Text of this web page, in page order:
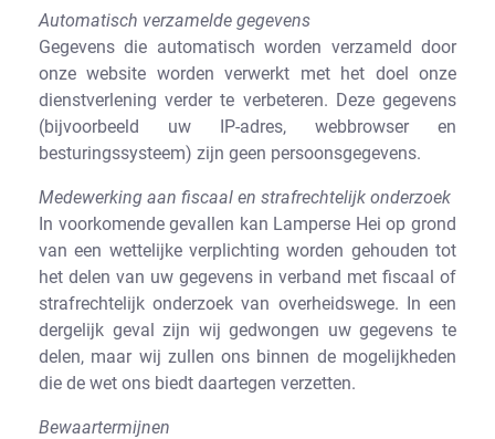
Automatisch verzamelde gegevens
Gegevens die automatisch worden verzameld door
onze website worden verwerkt met het doel onze
dienstverlening verder te verbeteren. Deze gegevens
(bijvoorbeeld uw IP-adres, webbrowser en
besturingssysteem) zijn geen persoonsgegevens.
Medewerking aan fiscaal en strafrechtelijk onderzoek
In voorkomende gevallen kan Lamperse Hei op grond
van een wettelijke verplichting worden gehouden tot
het delen van uw gegevens in verband met fiscaal of
strafrechtelijk onderzoek van overheidswege. In een
dergelijk geval zijn wij gedwongen uw gegevens te
delen, maar wij zullen ons binnen de mogelijkheden
die de wet ons biedt daartegen verzetten.
Bewaartermijnen